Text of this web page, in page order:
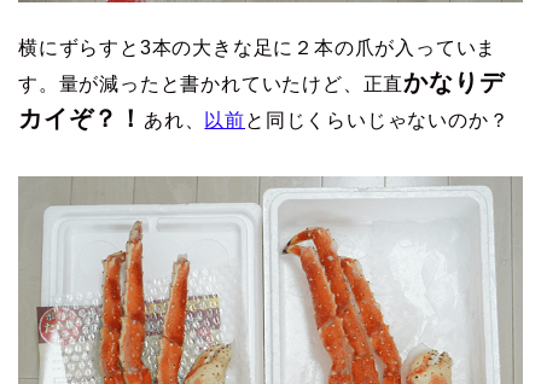
横にずらすと3本の大きな足に２本の爪が入っていま
す。量が減ったと書かれていたけど、正直かなりデ
カイぞ？！ あれ、 以前と同じくらいじゃないのか？